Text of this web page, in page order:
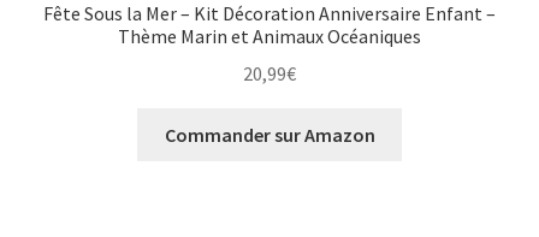
Fête Sous la Mer – Kit Décoration Anniversaire Enfant –
Thème Marin et Animaux Océaniques
20,99€
Commander sur Amazon